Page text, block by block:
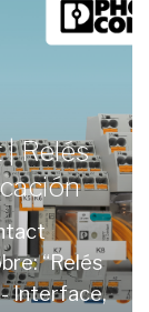
Relés
“Relés
- Interface,